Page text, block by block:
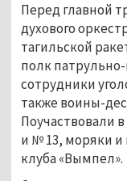
Перед главной
духового
тагильской
полк
сотрудники
также воины-
Поучаствовали
и № 13, моряки и
клуба «Вымпел».